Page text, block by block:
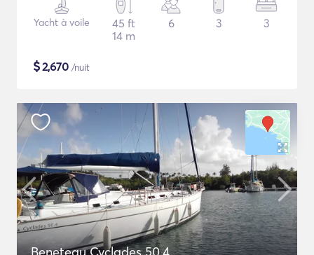
Yacht à voile
45 ft
14 m
6 3 3
$2,670 /nuit